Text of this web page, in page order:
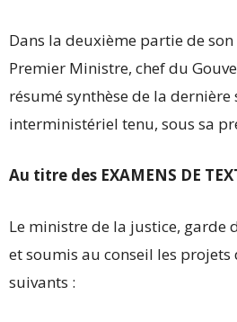
Dans la deuxième partie de
Premier Ministre, chef du
résumé synthèse de la dernière
interministériel tenu, sous sa
Au titre des EXAMENS DE
Le ministre de la justice, garde
et soumis au conseil les projets
suivants :